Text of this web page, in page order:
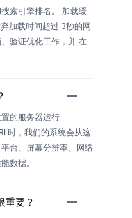
索引擎排名。 加载缓
加载时间超过 3秒的网
验证优化工作，并 在
的服务器运行
时，我们的系统会从这
台、屏幕分辨率、网络
数据。
重要？